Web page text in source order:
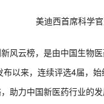
美迪西首席科学
风云榜，是由中国生物
以来，连续评选4届，
助力中国新医药行业的